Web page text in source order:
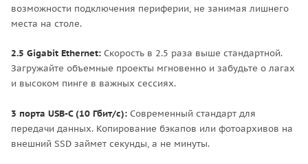
возможности подключения периферии, не занимая лишнего
места на столе.
2.5 Gigabit Ethernet: Скорость в 2.5 раза выше стандартной.
Загружайте объемные проекты мгновенно и забудьте о лагах
и высоком пинге в важных сессиях.
3 порта USB-C (10 Гбит/с): Современный стандарт для
передачи данных. Копирование бэкапов или фотоархивов на
внешний SSD займет секунды, а не минуты.